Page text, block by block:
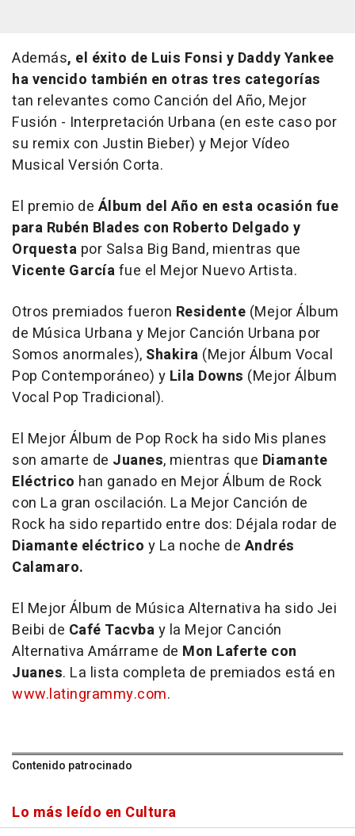
Además, el éxito de Luis Fonsi y Daddy Yankee
ha vencido también en otras tres categorías
tan relevantes como Canción del Año, Mejor
Fusión - Interpretación Urbana (en este caso por
su remix con Justin Bieber) y Mejor Vídeo
Musical Versión Corta.
El premio de Álbum del Año en esta ocasión fue
para Rubén Blades con Roberto Delgado y
Orquesta por Salsa Big Band, mientras que
Vicente Garcíafue el Mejor Nuevo Artista.
Otros premiados fueron Residente (Mejor Álbum
de Música Urbana y Mejor Canción Urbana por
Somos anormales), Shakira (Mejor Álbum Vocal
Pop Contemporáneo) y Lila Downs (Mejor Álbum
Vocal Pop Tradicional).
El Mejor Álbum de Pop Rock ha sido Mis planes
son amarte de Juanes, mientras que Diamante
Eléctrico han ganado en Mejor Álbum de Rock
con La gran oscilación. La Mejor Canción de
Rock ha sido repartido entre dos: Déjala rodar de
Diamante eléctrico y La noche de Andrés
Calamaro.
El Mejor Álbum de Música Alternativa ha sido Jei
Beibi de Café Tacvbay la Mejor Canción
Alternativa Amárrame de Mon Laferte con
Juanes. La lista completa de premiados está en
www.latingrammy.com.
Contenido patrocinado
Lo más leído en Cultura